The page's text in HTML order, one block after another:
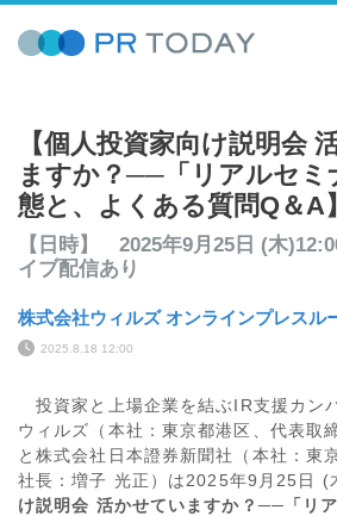
【個人投資家向け説明会
ますか？──「リアルセミ
態と、よくある質問Q＆A】
【日時】 2025年9月25日 (木
イブ配信あり
株式会社ウィルズ オンラインプレスル
2025.8.18 12:00
投資家と上場企業を結ぶIR支援カン
ウィルズ（本社：東京都港区、代表取
と株式会社日本證券新聞社（本社：東
社長：増子 光正）は2025年9月25日 (
け説明会 活かせていますか？──「リ